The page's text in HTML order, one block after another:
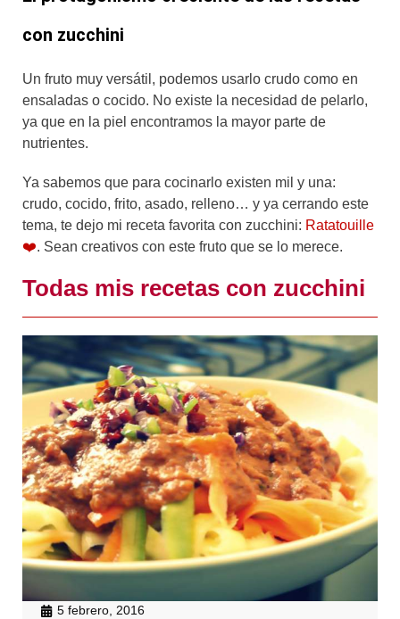
con zucchini
Un fruto muy versátil, podemos usarlo crudo como en
ensaladas o cocido. No existe la necesidad de pelarlo,
ya que en la piel encontramos la mayor parte de
nutrientes.
Ya sabemos que para cocinarlo existen mil y una:
crudo, cocido, frito, asado, relleno… y ya cerrando este
tema, te dejo mi receta favorita con zucchini: Ratatouille
❤️. Sean creativos con este fruto que se lo merece.
Todas mis recetas con zucchini
5 febrero, 2016